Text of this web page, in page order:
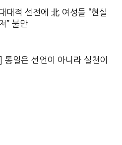
대적 선전에 北 여성들 “현실
” 불만
통일은 선언이 아니라 실천이